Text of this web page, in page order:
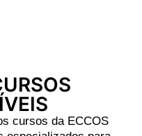
cursos da ECCOS